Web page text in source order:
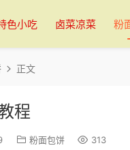
色小吃 卤菜凉菜 粉
正文
程
粉面包饼 313